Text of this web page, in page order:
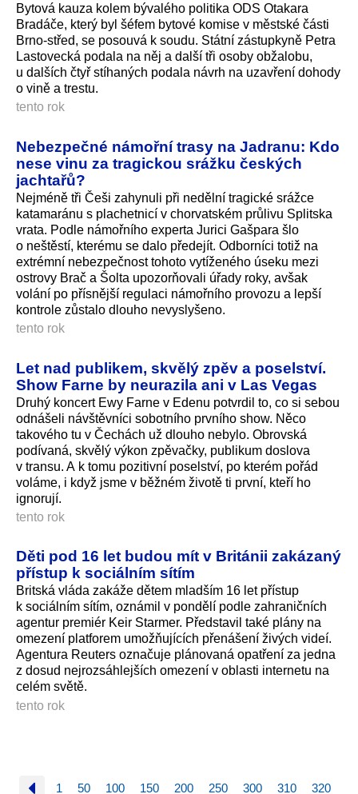
Bytová kauza kolem bývalého politika ODS Otakara
Bradáče, který byl šéfem bytové komise v městské části
Brno-střed, se posouvá k soudu. Státní zástupkyně Petra
Lastovecká podala na něj a další tři osoby obžalobu,
u dalších čtyř stíhaných podala návrh na uzavření dohody
o vině a trestu.
tento rok
Nebezpečné námořní trasy na Jadranu: Kdo
nese vinu za tragickou srážku českých
jachtařů?
Nejméně tři Češi zahynuli při nedělní tragické srážce
katamaránu s plachetnicí v chorvatském průlivu Splitska
vrata. Podle námořního experta Jurici Gašpara šlo
o neštěstí, kterému se dalo předejít. Odborníci totiž na
extrémní nebezpečnost tohoto vytíženého úseku mezi
ostrovy Brač a Šolta upozorňovali úřady roky, avšak
volání po přísnější regulaci námořního provozu a lepší
kontrole zůstalo dlouho nevyslyšeno.
tento rok
Let nad publikem, skvělý zpěv a poselství.
Show Farne by neurazila ani v Las Vegas
Druhý koncert Ewy Farne v Edenu potvrdil to, co si sebou
odnášeli návštěvníci sobotního prvního show. Něco
takového tu v Čechách už dlouho nebylo. Obrovská
podívaná, skvělý výkon zpěvačky, publikum doslova
v transu. A k tomu pozitivní poselství, po kterém pořád
voláme, i když jsme v běžném životě ti první, kteří ho
ignorují.
tento rok
Děti pod 16 let budou mít v Británii zakázaný
přístup k sociálním sítím
Britská vláda zakáže dětem mladším 16 let přístup
k sociálním sítím, oznámil v pondělí podle zahraničních
agentur premiér Keir Starmer. Představil také plány na
omezení platforem umožňujících přenášení živých videí.
Agentura Reuters označuje plánovaná opatření za jedna
z dosud nejrozsáhlejších omezení v oblasti internetu na
celém světě.
tento rok
1 50 100 150 200 250 300 310 320